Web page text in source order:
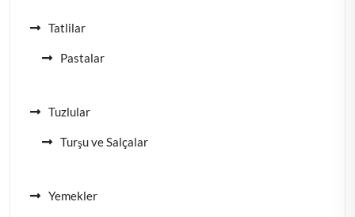
Tatlilar
Pastalar
Tuzlular
Turşu ve Salçalar
Yemekler